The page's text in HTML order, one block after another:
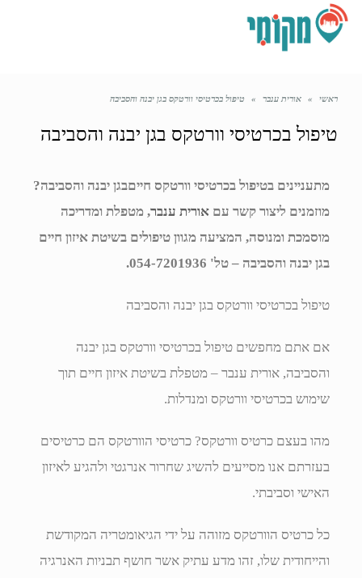
ראשי » אורית ענבר » טיפול בכרטיסי וורטקס בגן יבנה והסביבה
טיפול בכרטיסי וורטקס בגן יבנה והסביבה
מתעניינים בטיפול בכרטיסי וורטקס חייםבגן יבנה והסביבה?
מוזמנים ליצור קשר עם אורית ענבר, מטפלת ומדריכה
מוסמכת ומנוסה, המציעה מגוון טיפולים בשיטת איזון חיים
בגן יבנה והסביבה – טל' 054-7201936.
טיפול בכרטיסי וורטקס בגן יבנה והסביבה
אם אתם מחפשים טיפול בכרטיסי וורטקס בגן יבנה
והסביבה, אורית ענבר – מטפלת בשיטת איזון חיים תוך
שימוש בכרטיסי וורטקס ומנדלות.
מהו בעצם כרטיס וורטקס? כרטיסי הוורטקס הם כרטיסים
בעזרתם אנו מסייעים להשיג שחרור אנרגטי ולהגיע לאיזון
האישי וסביבתי.
כל כרטיס הוורטקס מזוהה על ידי הגיאומטריה המקודשת
והייחודית שלו, זהו מדע עתיק אשר חושף תבניות האנרגיה